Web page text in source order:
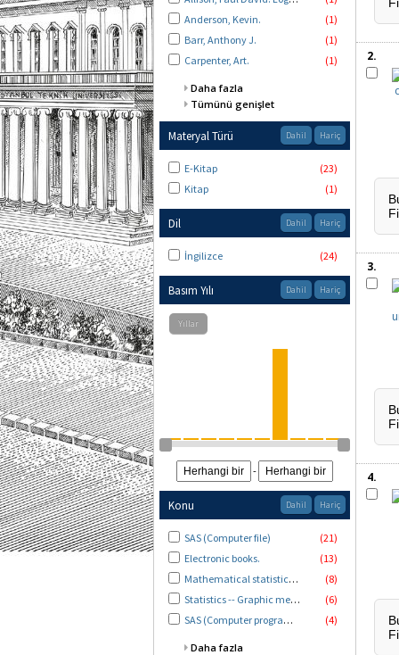
2.
3.
4.
Anderson, Kevin.
(1)
Barr, Anthony J.
(1)
Carpenter, Art.
(1)
Daha fazla
Tümünü genişlet
Materyal Türü Dahil Hariç
E-Kitap
(23)
Kitap
(1)
Dil Dahil Hariç
İngilizce (24)
Basım Yılı Dahil Hariç
This graph shows the distribution of publication
From Publication Year
- To Publication Year
Konu Dahil Hariç
SAS (Computer file)
(21)
Electronic books.
(13)
Mathematical statistics -- Data processing.
(8)
Statistics -- Graphic methods.
(6)
SAS (Computer program language)
(4)
Daha fazla